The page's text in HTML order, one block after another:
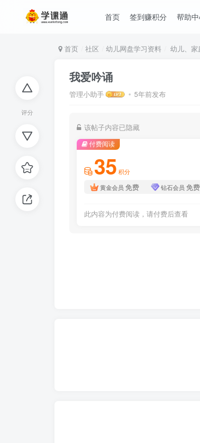
首页 签到赚积分 帮助
评分
首页 社区 幼儿网盘学习资料 幼儿、
我爱吟诵
管理小助手 5年前发布
该帖子内容已隐藏
付费阅读
35 积分
黄金会员 免费 钻石会员 免费
此内容为付费阅读，请付费后查看